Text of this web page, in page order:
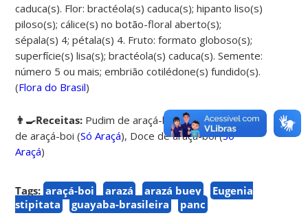
caduca(s). Flor: bractéola(s) caduca(s); hipanto liso(s)
piloso(s); cálice(s) no botão-floral aberto(s);
sépala(s) 4; pétala(s) 4. Fruto: formato globoso(s);
superfície(s) lisa(s); bractéola(s) caduca(s). Semente:
número 5 ou mais; embrião cotilédone(s) fundido(s).
(Flora do Brasil)
👨‍🍳Receitas: Pudim de araçá-boi(Só Araçá),Creme
de araçá-boi(Só Araçá), Doce de araçá-boi(Só
Araçá)
Tags: araçá-boi arazá arazá buey
Eugenia
stipitata
guayaba-brasileira panc